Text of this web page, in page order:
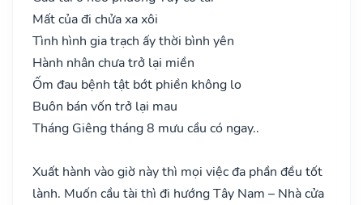
Mất của đi chửa xa xôi
Tình hình gia trạch ấy thời bình yên
Hành nhân chưa trở lại miền
Ốm đau bệnh tật bớt phiền không lo
Buôn bán vốn trở lại mau
Tháng Giêng tháng 8 mưu cầu có ngay..
Xuất hành vào giờ này thì mọi việc đa phần đều tốt
lành. Muốn cầu tài thì đi hướng Tây Nam – Nhà cửa